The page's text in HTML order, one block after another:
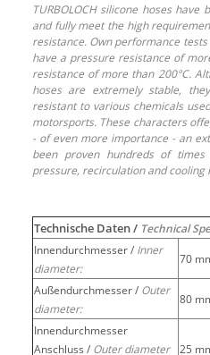
TURBOLOCH silicone hoses
and fully meet the high
resistance. Own performance
have a pressure resistance of
resistance of more than 200°C.
hoses are extremely stable,
resistant to various chemicals
motorsports. These characters
- of even more importance - an
been proven hundreds of
pressure, recirculation and cooling
Technische Daten / Technical
Innendurchmesser / Inner
diameter:
70
Außendurchmesser / Outer
diameter:
80
Innendurchmesser
Anschluss / Outer diameter
25